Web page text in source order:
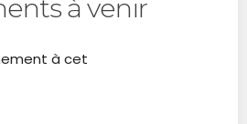
à venir
à cet